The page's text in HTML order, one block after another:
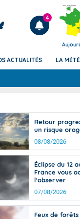
Articles
4
de
des
Bulletins
Bulletins
d'avalanche
Météo des
Vigicrues
ACTUALITÉS LA
Retour
un risque
08/08/2026
Éclipse du 12
France vous
l'observer
07/08/2026
Feux de